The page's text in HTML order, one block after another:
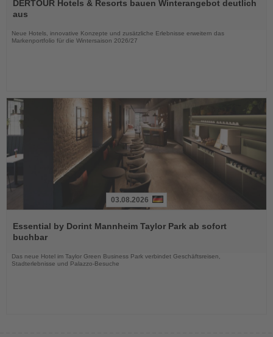
die
DERTOUR Hotels & Resorts bauen Winterangebot deutlich
aus
Neue Hotels, innovative Konzepte und zusätzliche Erlebnisse erweitern das
Markenportfolio für die Wintersaison 2026/27
Sie
die
03.08.2026
Essential by Dorint Mannheim Taylor Park ab sofort
buchbar
Das neue Hotel im Taylor Green Business Park verbindet Geschäftsreisen,
Stadterlebnisse und Palazzo-Besuche